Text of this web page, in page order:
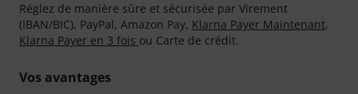
Réglez de manière sûre et sécurisée par Virement
(IBAN/BIC), PayPal, Amazon Pay, Klarna Payer Maintenant,
Klarna Payer en 3 fois ou Carte de crédit.
Vos avantages